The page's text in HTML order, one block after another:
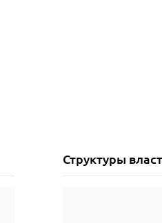
Структуры